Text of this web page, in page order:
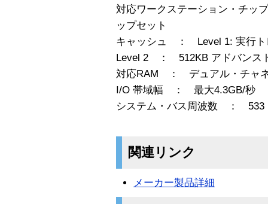
対応ワークステーション・チ
ップセット
キャッシュ ： Level 1: 実行ト
Level 2 ： 512KB アドバンス
対応RAM ： デュアル・チャ
I/O 帯域幅 ： 最大4.3GB/秒
システム・バス周波数 ： 533
関連リンク
メーカー製品詳細